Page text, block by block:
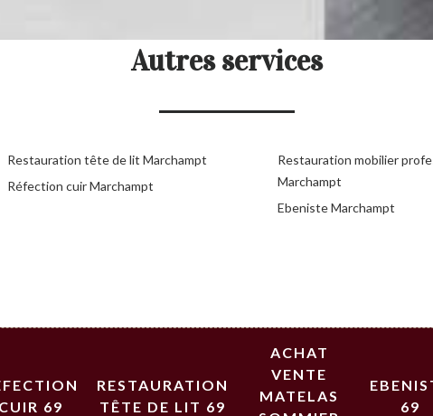
Autres services
Restauration tête de lit Marchampt
Réfection cuir Marchampt
Restauration mobilier
Marchampt
Ebeniste Marchampt
CUIR 69
RESTAURATION
TÊTE DE LIT 69
ACHAT
VENTE
MATELAS
69